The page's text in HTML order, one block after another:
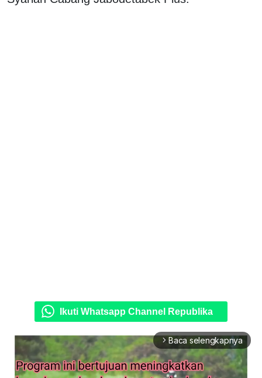
Ikuti Whatsapp Channel Republika
arrow_forward_ios Baca selengkapnya